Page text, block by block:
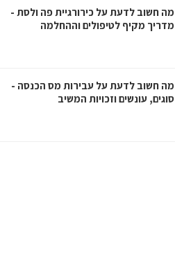
מה חשוב לדעת על כירורגיית פה ולסת -
מדריך מקיף לטיפולים וההחלמה
מה חשוב לדעת על עבירות מס הכנסה -
סוגים, עונשים וזכויות המשיב